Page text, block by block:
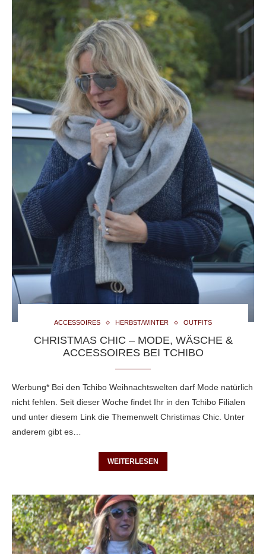
ACCESSOIRES HERBST/WINTER OUTFITS
CHRISTMAS CHIC – MODE, WÄSCHE &
ACCESSOIRES BEI TCHIBO
Werbung* Bei den Tchibo Weihnachtswelten darf Mode natürlich
nicht fehlen. Seit dieser Woche findet Ihr in den Tchibo Filialen
und unter diesem Link die Themenwelt Christimas Chic. Unter
anderem gibt es…
WEITERLESEN